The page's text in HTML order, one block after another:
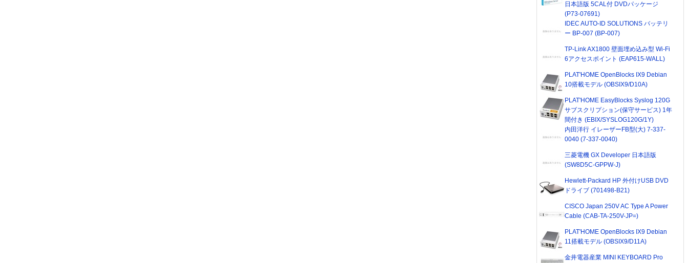
日本語版 5CAL付 DVDパッケージ
(P73-07691)
IDEC AUTO-ID SOLUTIONS バッテリ
ー BP-007 (BP-007)
TP-Link AX1800 壁面埋め込み型 Wi-Fi
6アクセスポイント (EAP615-WALL)
PLAT'HOME OpenBlocks IX9 Debian
10搭載モデル (OBSIX9/D10A)
PLAT'HOME EasyBlocks Syslog 120G
サブスクリプション(保守サービス) 1年
間付き (EBIX/SYSLOG120G/1Y)
内田洋行 イレーザーFB型(大) 7-337-
0040 (7-337-0040)
三菱電機 GX Developer 日本語版
(SW8D5C-GPPW-J)
Hewlett-Packard HP 外付けUSB DVD
ドライブ (701498-B21)
CISCO Japan 250V AC Type A Power
Cable (CAB-TA-250V-JP=)
PLAT'HOME OpenBlocks IX9 Debian
11搭載モデル (OBSIX9/D11A)
金井電器産業 MINI KEYBOARD Pro